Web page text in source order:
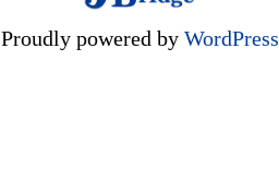
Proudly powered by WordPress